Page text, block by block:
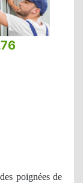
poignées de